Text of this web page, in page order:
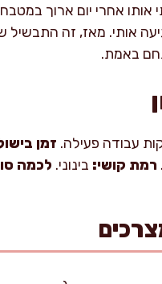
אחרי יום ארוך
אותי. מאז, זה התבשיל
באמת.
זמן
רמת קושי: בינוני. לכמה